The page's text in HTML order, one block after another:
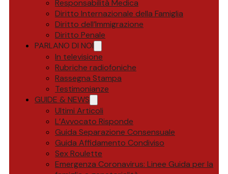
Responsabilità Medica
Diritto Internazionale della Famiglia
Diritto dell’Immigrazione
Diritto Penale
PARLANO DI NOI
In televisione
Rubriche radiofoniche
Rassegna Stampa
Testimonianze
GUIDE & NEWS
Ultimi Articoli
L’Avvocato Risponde
Guida Separazione Consensuale
Guida Affidamento Condiviso
Sex Roulette
Emergenza Coronavirus: Linee Guida per la